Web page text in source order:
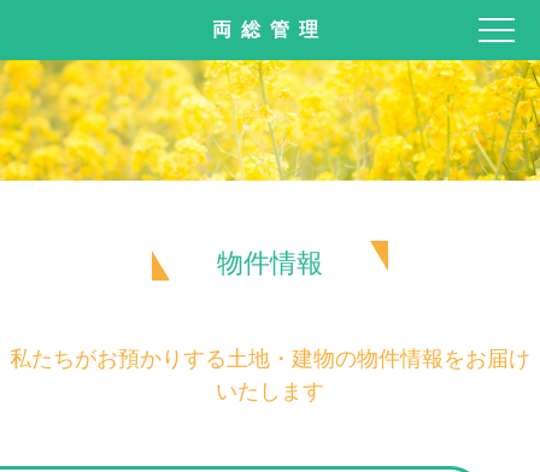
両総管理
物件情報
私たちがお預かりする土地・建物の物件情報をお届け
いたします